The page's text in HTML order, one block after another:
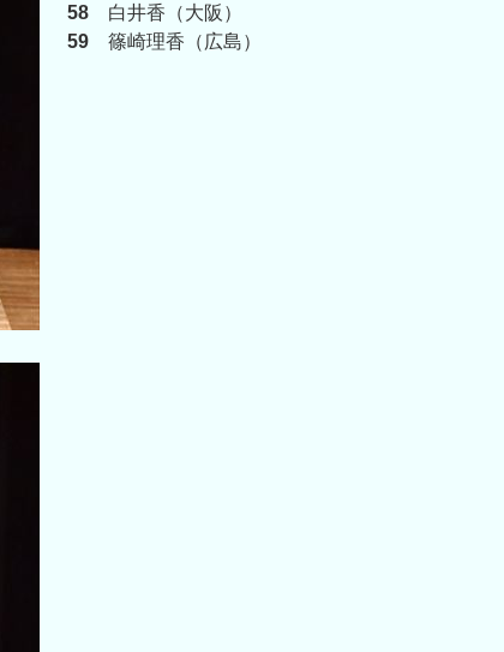
58 白井香（大阪）
59 篠崎理香（広島）